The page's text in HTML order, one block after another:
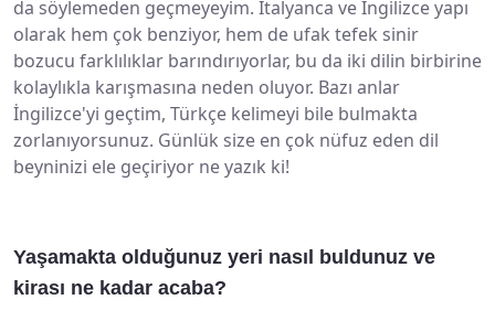
da söylemeden geçmeyeyim. İtalyanca ve İngilizce yapı
olarak hem çok benziyor, hem de ufak tefek sinir
bozucu farklılıklar barındırıyorlar, bu da iki dilin birbirine
kolaylıkla karışmasına neden oluyor. Bazı anlar
İngilizce'yi geçtim, Türkçe kelimeyi bile bulmakta
zorlanıyorsunuz. Günlük size en çok nüfuz eden dil
beyninizi ele geçiriyor ne yazık ki!
Yaşamakta olduğunuz yeri nasıl buldunuz ve
kirası ne kadar acaba?